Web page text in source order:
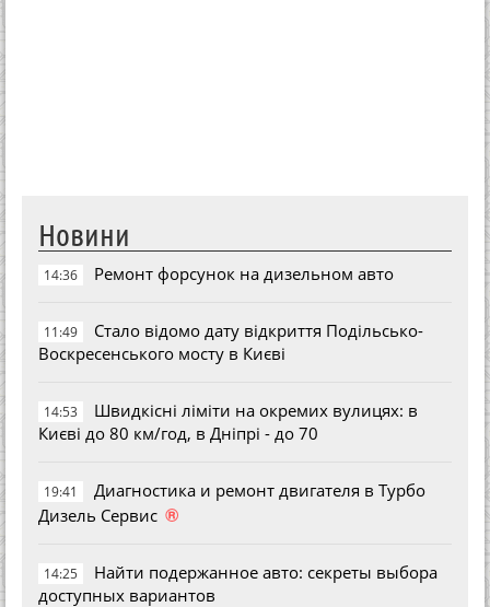
Новини
14:36 Ремонт форсунок на дизельном авто
11:49
Стало відомо дату відкриття Подільсько-
Воскресенського мосту в Києві
14:53
Швидкісні ліміти на окремих вулицях: в
Києві до 80 км/год, в Дніпрі - до 70
19:41
Диагностика и ремонт двигателя в Турбо
Дизель Сервис ®
14:25
Найти подержанное авто: секреты выбора
доступных вариантов